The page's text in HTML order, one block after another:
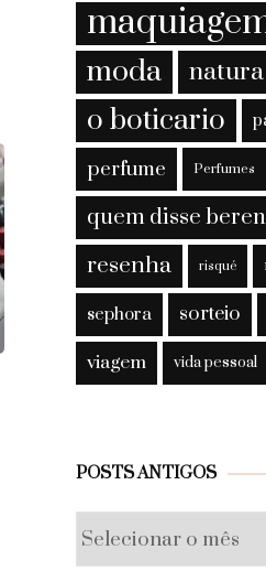
moda natura
o boticario
perfume Perfumes
quem disse
resenha risqué
sephora sorteio
viagem vida pessoal
POSTS ANTIGOS